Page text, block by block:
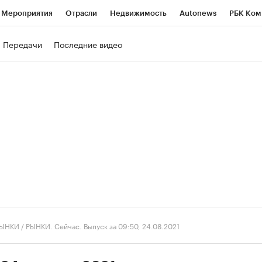
Мероприятия Отрасли Недвижимость Autonews РБК
Передачи Последние видео
/ РЫНКИ. Сейчас. Выпуск за 09:50, 24.08.2021